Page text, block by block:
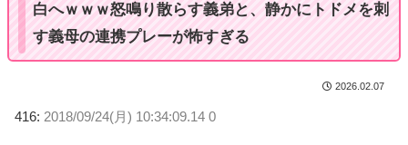
白へｗｗｗ怒鳴り散らす義弟と、静かにトドメを刺
す義母の連携プレーが怖すぎる
2026.02.07
416: 2018/09/24(月) 10:34:09.14 0